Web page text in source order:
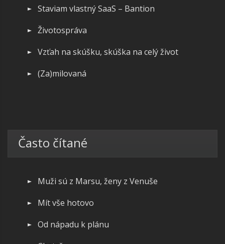
Staviam vlastný SaaS – Bantion
Životospráva
Vzťah na skúšku, skúška na celý život
(Za)milovaná
Často čítané
Muži sú z Marsu, ženy z Venuše
Mít vše hotovo
Od nápadu k plánu